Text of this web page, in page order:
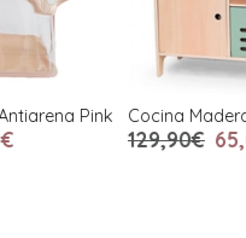
Cocina Madera Verde
65,00€